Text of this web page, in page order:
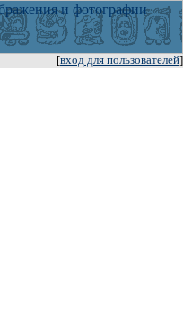
[вход для пользователей]